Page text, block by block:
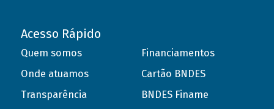
Acesso Rápido
Quem somos
Onde atuamos
Transparência
Financiamentos
Cartão BNDES
BNDES Finame